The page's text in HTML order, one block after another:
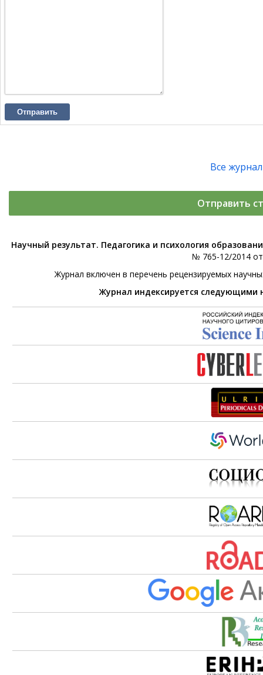
Отправить
Все
Отправить
Научный результат. Педагогика и психология
№ 765-12/2014
Журнал включен в перечень рецензируемых
Журнал индексируется